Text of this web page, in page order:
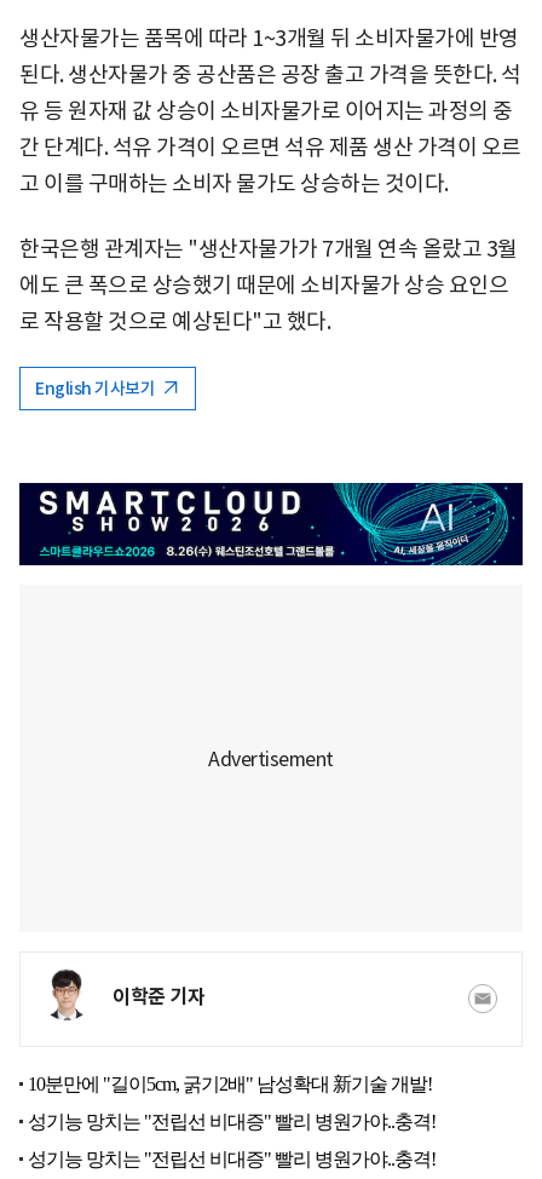
생산자물가는 품목에 따라 1~3개월 뒤 소비자물가에 반영
된다. 생산자물가 중 공산품은 공장 출고 가격을 뜻한다. 석
유 등 원자재 값 상승이 소비자물가로 이어지는 과정의 중
간 단계다. 석유 가격이 오르면 석유 제품 생산 가격이 오르
고 이를 구매하는 소비자 물가도 상승하는 것이다.
한국은행 관계자는 "생산자물가가 7개월 연속 올랐고 3월
에도 큰 폭으로 상승했기 때문에 소비자물가 상승 요인으
로 작용할 것으로 예상된다"고 했다.
English 기사보기
이학준 기자